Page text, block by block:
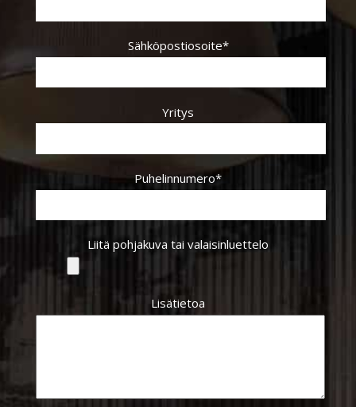
Sähköpostiosoite*
Yritys
Puhelinnumero*
Liitä pohjakuva tai valaisinluettelo
Lisätietoa